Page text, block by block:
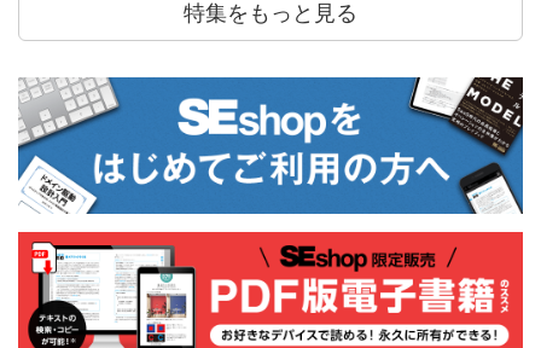
特集をもっと見る